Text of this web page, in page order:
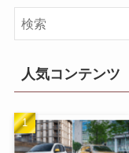
人気コンテンツ